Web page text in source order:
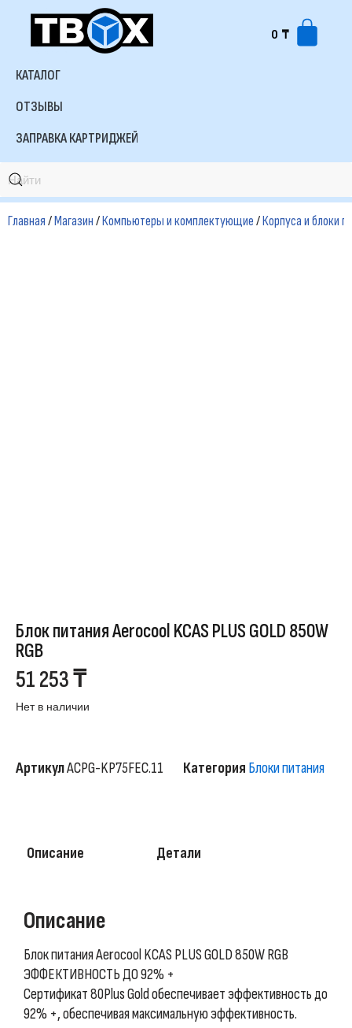
Перейти
содержимому
0 ₸
КАТАЛОГ
ОТЗЫВЫ
ЗАПРАВКА КАРТРИДЖЕЙ
Главная/Магазин/Компьютеры и комплектующие/Корпуса и блоки
Блок питания Aerocool KCAS PLUS GOLD 850W
RGB
51 253₸
Нет в наличии
АртикулACPG-KP75FEC.11 Категория Блоки питания
Описание Детали
Описание
Блок питания Aerocool KCAS PLUS GOLD 850W RGB
ЭФФЕКТИВНОСТЬ ДО 92% +
Сертификат 80Plus Gold обеспечивает эффективность до
92% +, обеспечивая максимальную эффективность.